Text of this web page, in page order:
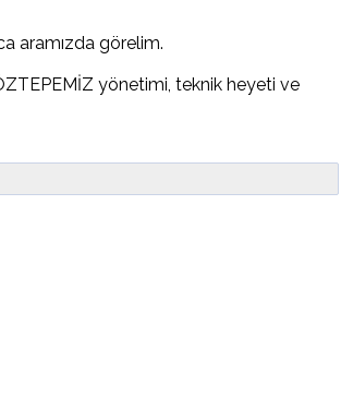
aramızda görelim.
yönetimi, teknik heyeti ve